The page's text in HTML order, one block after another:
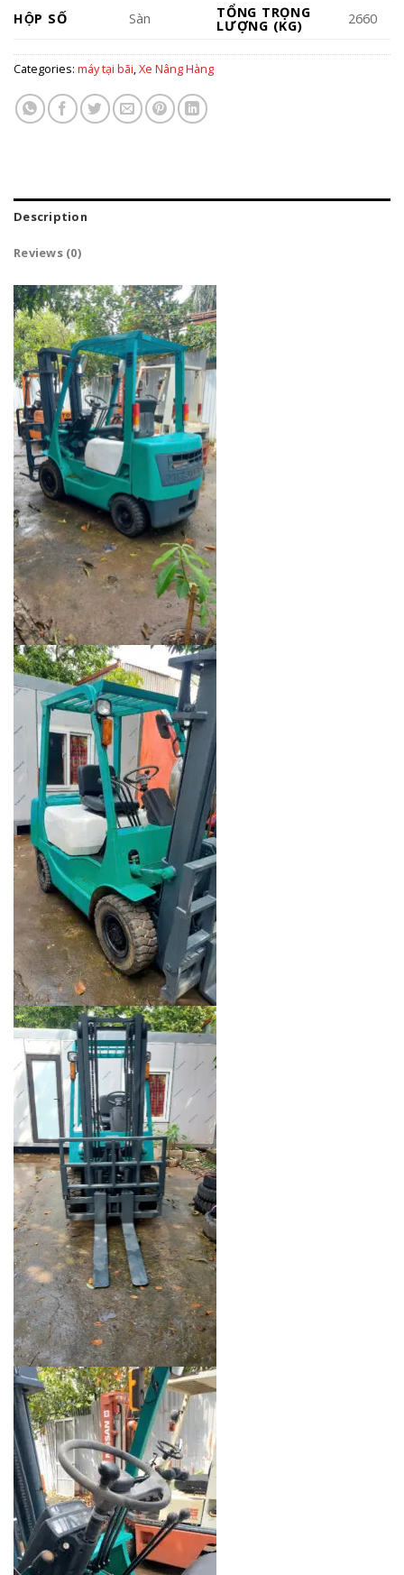
HỘP SỐ Sàn TỔNG TRỌNG
LƯỢNG (KG) 2660
Categories: máy tại bãi,Xe Nâng Hàng
Description
Reviews (0)